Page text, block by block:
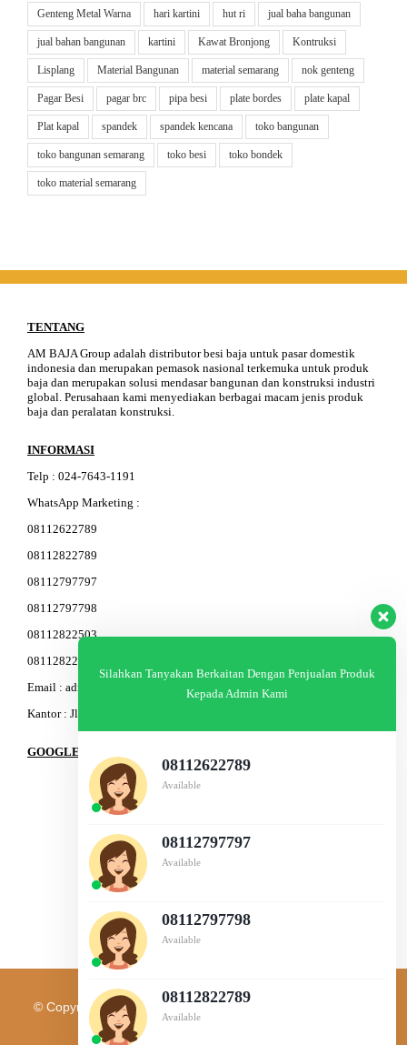
Genteng Metal Warna hari kartini hut ri jual baha bangunan
jual bahan bangunan kartini Kawat Bronjong Kontruksi
Lisplang Material Bangunan material semarang nok genteng
Pagar Besi pagar brc pipa besi plate bordes plate kapal
Plat kapal spandek spandek kencana toko bangunan
toko bangunan semarang toko besi toko bondek
toko material semarang
TENTANG
AM BAJA Group adalah distributor besi baja untuk pasar domestik
indonesia dan merupakan pemasok nasional terkemuka untuk produk
baja dan merupakan solusi mendasar bangunan dan konstruksi industri
global. Perusahaan kami menyediakan berbagai macam jenis produk
baja dan peralatan konstruksi.
INFORMASI
Telp : 024-7643-1191
WhatsApp Marketing :
08112622789
08112822789
08112797797
08112797798
08112822503
08112822603
Email : admin@am-baja.com
Kantor : Jl. Gatot Subroto 7b Semarang.
GOOGLE MAPS
© Copyright 2003 - 2026 | PT. AM BAJA GROUP | All Rights
Reserved |
Silahkan Tanyakan Berkaitan Dengan Penjualan Produk
Kepada Admin Kami
08112622789
Available
08112797797
Available
08112797798
Available
08112822789
Available